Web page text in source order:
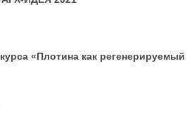
«Плотина как регенерируемый